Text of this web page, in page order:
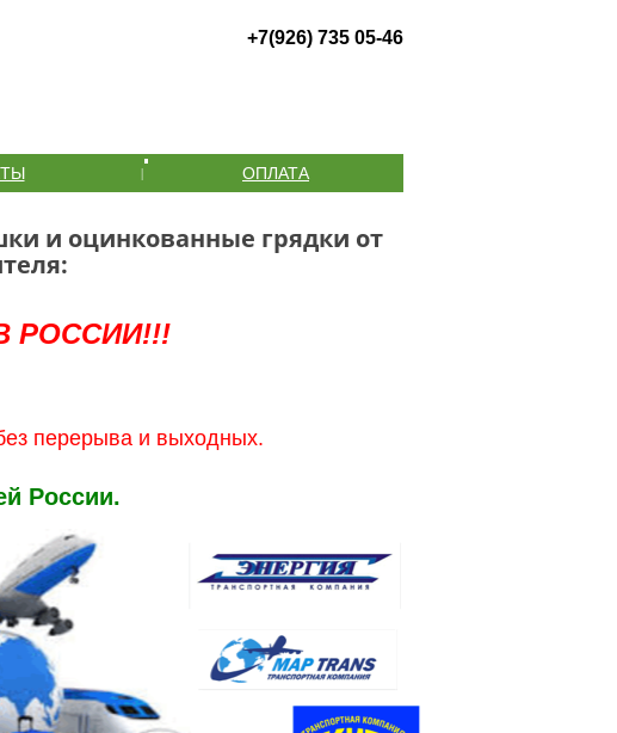
+7(926) 735 05-46
| ОПЛАТА
и оцинкованные грядки от
РОССИИ!!!
перерыва и выходных.
России.